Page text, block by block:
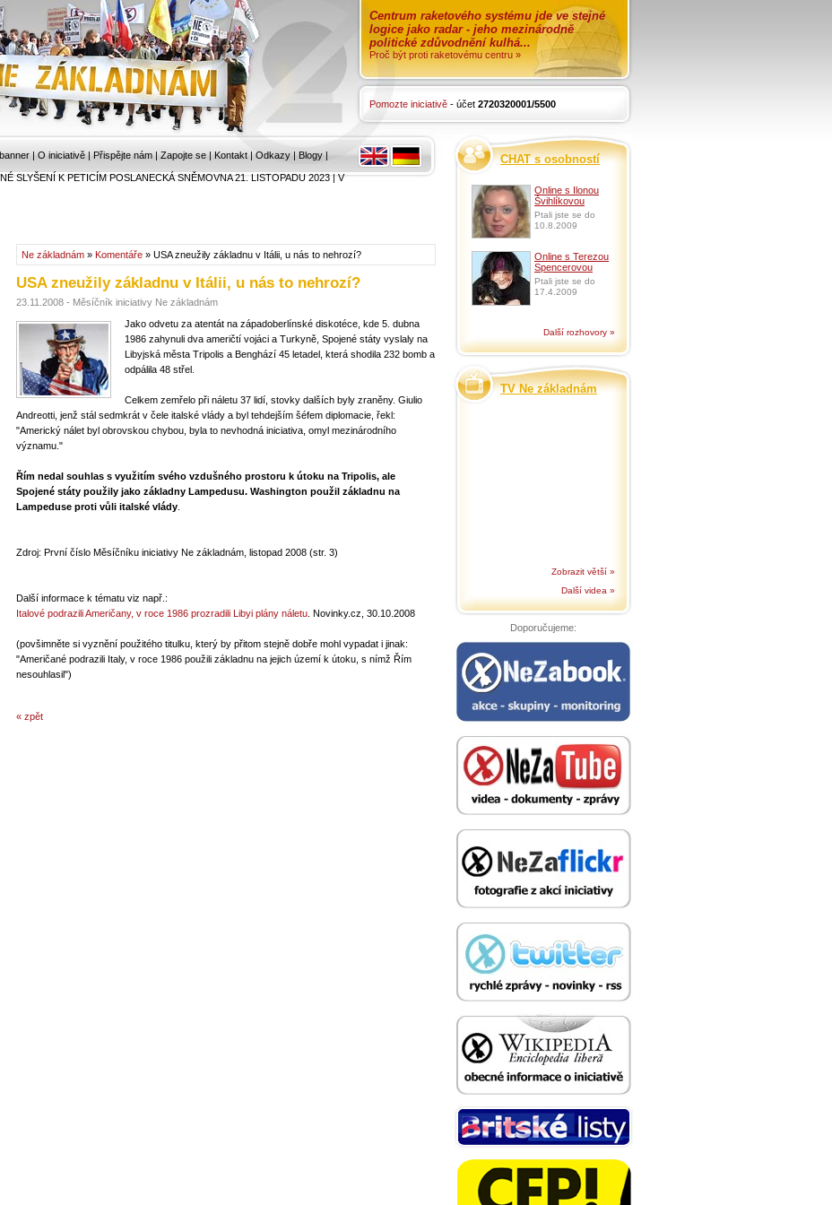
Centrum raketového systému jde ve stejné
logice jako radar - jeho mezinárodně
politické zdůvodnění kulhá...
Proč být proti raketovému centru »
Pomozte iniciativě - účet 2720320001/5500
| O iniciativě | Přispějte nám | Zapojte se | Kontakt | Odkazy | Blogy |
SLYŠENÍ K PETICÍM POSLANECKÁ SNĚMOVNA 21. LISTOPADU 2023|V
Ne základnám » Komentáře » USA zneužily základnu v Itálii, u nás to nehrozí?
USA zneužily základnu v Itálii, u nás to nehrozí?
23.11.2008 - Měsíčník iniciativy Ne základnám
Jako odvetu za atentát na západoberlínské diskotéce, kde 5. dubna
1986 zahynuli dva američtí vojáci a Turkyně, Spojené státy vyslaly na
Libyjská města Tripolis a Benghází 45 letadel, která shodila 232 bomb a
odpálila 48 střel.
Celkem zemřelo při náletu 37 lidí, stovky dalších byly zraněny. Giulio
Andreotti, jenž stál sedmkrát v čele italské vlády a byl tehdejším šéfem diplomacie, řekl:
"Americký nálet byl obrovskou chybou, byla to nevhodná iniciativa, omyl mezinárodního
významu."
Řím nedal souhlas s využitím svého vzdušného prostoru k útoku na Tripolis, ale
Spojené státy použily jako základny Lampedusu. Washington použil základnu na
Lampeduse proti vůli italské vlády
Zdroj: První číslo Měsíčníku iniciativy Ne základnám, listopad 2008 (str. 3)
Další informace k tématu viz např.:
Italové podrazili Američany, v roce 1986 prozradili Libyi plány náletu . Novinky.cz, 30.10.2008
(povšimněte si vyznění použitého titulku, který by přitom stejně dobře mohl vypadat i jinak:
"Američané podrazili Italy, v roce 1986 použili základnu na jejich území k útoku, s nímž Řím
nesouhlasil")
« zpět
CHAT s osobností
Online s Ilonou
Švihlíkovou
Ptali jste se do
10.8.2009
Online s Terezou
Spencerovou
Ptali jste se do
17.4.2009
Další rozhovory »
TV Ne základnám
Zobrazit větší »
Další videa »
Doporučujeme: